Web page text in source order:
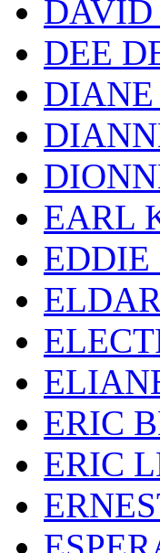
DAVID
DEE
DIANE
EARL
ERIC
ERIC